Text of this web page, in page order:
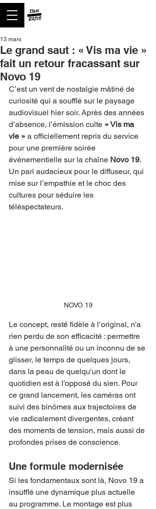
Le grand saut : « Vis ma vie »
fait un retour fracassant sur
Novo 19
13 mars
C’est un vent de nostalgie mâtiné de
curiosité qui a soufflé sur le paysage
audiovisuel hier soir. Après des années
d’absence, l’émission culte « Vis ma
vie » a officiellement repris du service
pour une première soirée
événementielle sur la chaîne Novo 19.
Un pari audacieux pour le diffuseur, qui
mise sur l’empathie et le choc des
cultures pour séduire les
téléspectateurs.
NOVO 19
Le concept, resté fidèle à l’original, n'a
rien perdu de son efficacité : permettre
à une personnalité ou un inconnu de se
glisser, le temps de quelques jours,
dans la peau de quelqu'un dont le
quotidien est à l'opposé du sien. Pour
ce grand lancement, les caméras ont
suivi des binômes aux trajectoires de
vie radicalement divergentes, créant
des moments de tension, mais aussi de
profondes prises de conscience.
Une formule modernisée
Si les fondamentaux sont là, Novo 19 a
insufflé une dynamique plus actuelle
au programme. Le montage est plus